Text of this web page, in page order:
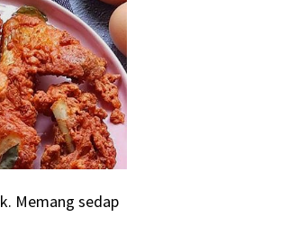
Memang sedap